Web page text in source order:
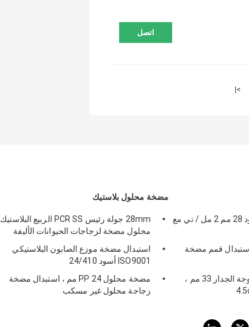
اتصل
>|
مضخة محلول بلاستيك
28mm جولة رئيس PCR SS الربيع البلاستيك
محلول مضخة لزجاجات الحيوانات الأليفة
استبدال مضخة موزع الصابون البلاستيكي
ISO9001 أسود 24/410
مضخة محلول PP 24 مم ، استبدال مضخة
زجاجة محلول غير مسكب
مضخة موزع غسول أسود 28 مم 2 مل / تي مع
السلس 28/410 استبدال قمم مضخة
مضخة مكيف شعر مزدوجة الجدار 33 مم ،